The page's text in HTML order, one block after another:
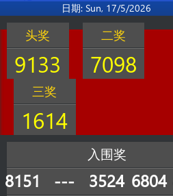
日期: Sun, 17/5/2026
头奖
9133
二奖
7098
三奖
1614
入围奖
8151 --- 3524 6804